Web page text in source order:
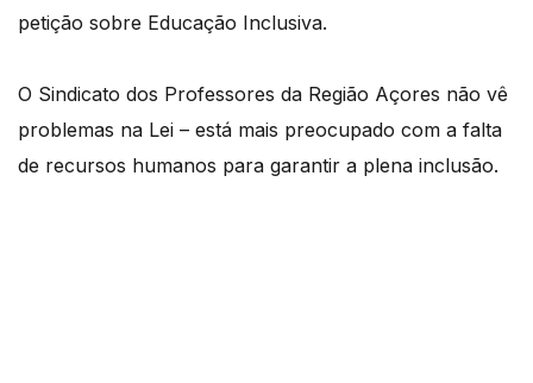
petição sobre Educação Inclusiva.
O Sindicato dos Professores da Região Açores não vê
problemas na Lei – está mais preocupado com a falta
de recursos humanos para garantir a plena inclusão.